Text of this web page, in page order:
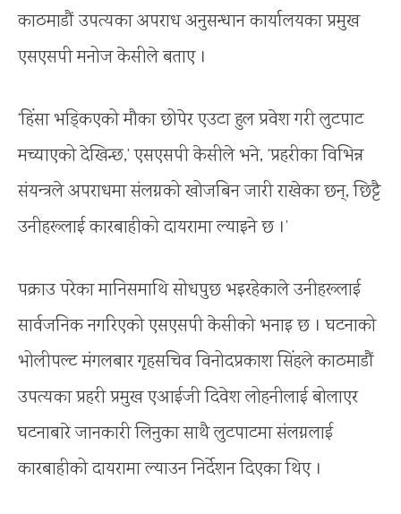
काठमाडौं उपत्यका अपराध अनुसन्धान कार्यालयका प्रमुख
एसएसपी मनोज केसीले बताए ।
‘हिंसा भड्किएको मौका छोपेर एउटा हुल प्रवेश गरी लुटपाट
मच्याएको देखिन्छ,’ एसएसपी केसीले भने, ‘प्रहरीका विभिन्न
संयन्त्रले अपराधमा संलग्नको खोजबिन जारी राखेका छन्, छिट्टै
उनीहरूलाई कारबाहीको दायरामा ल्याइने छ ।’
पक्राउ परेका मानिसमाथि सोधपुछ भइरहेकाले उनीहरूलाई
सार्वजनिक नगरिएको एसएसपी केसीको भनाइ छ । घटनाको
भोलीपल्ट मंगलबार गृहसचिव विनोदप्रकाश सिंहले काठमाडौं
उपत्यका प्रहरी प्रमुख एआईजी दिवेश लोहनीलाई बोलाएर
घटनाबारे जानकारी लिनुका साथै लुटपाटमा संलग्नलाई
कारबाहीको दायरामा ल्याउन निर्देशन दिएका थिए ।